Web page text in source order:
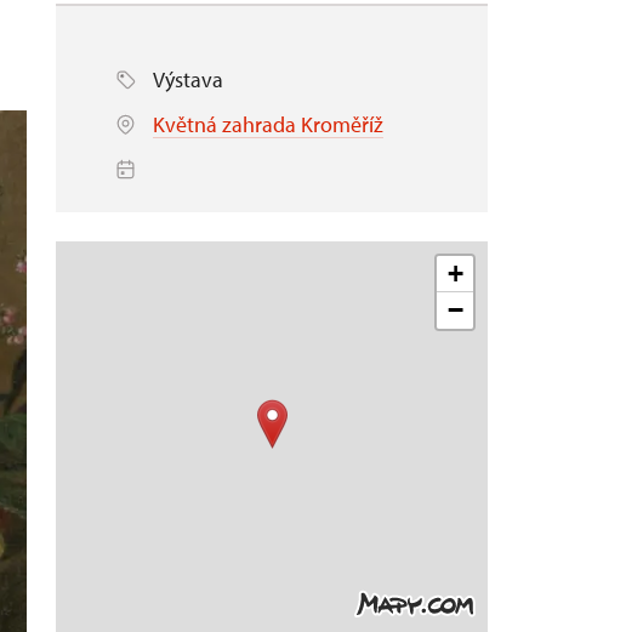
Výstava
Květná zahrada Kroměříž
+
−